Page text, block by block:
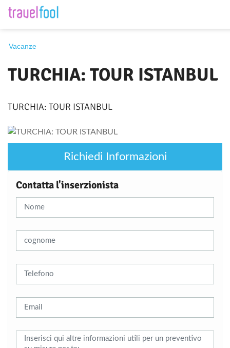
Periodo
Cerca
Vacanze
TURCHIA: TOUR ISTANBUL
TURCHIA: TOUR ISTANBUL
Richiedi Informazioni
Contatta l'inserzionista